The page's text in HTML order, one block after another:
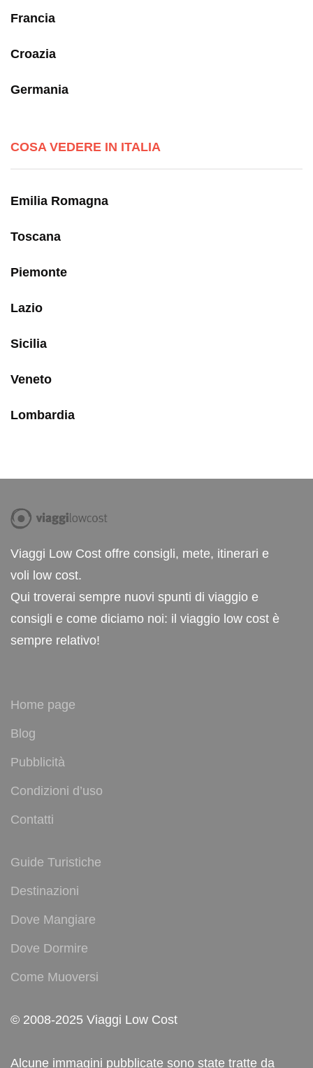
Francia
Croazia
Germania
COSA VEDERE IN ITALIA
Emilia Romagna
Toscana
Piemonte
Lazio
Sicilia
Veneto
Lombardia
Viaggi Low Cost offre consigli, mete, itinerari e
voli low cost.
Qui troverai sempre nuovi spunti di viaggio e
consigli e come diciamo noi: il viaggio low cost è
sempre relativo!
Home page
Blog
Pubblicità
Condizioni d’uso
Contatti
Guide Turistiche
Destinazioni
Dove Mangiare
Dove Dormire
Come Muoversi
© 2008-2025 Viaggi Low Cost
Alcune immagini pubblicate sono state tratte da